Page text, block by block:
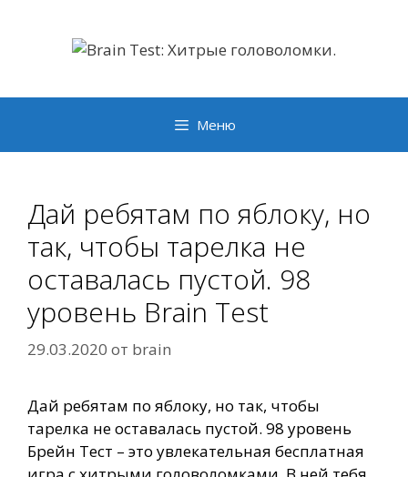
содержимому
Меню
Дай ребятам по яблоку, но
так, чтобы тарелка не
оставалась пустой. 98
уровень Brain Test
29.03.2020 от brain
Дай ребятам по яблоку, но так, чтобы
тарелка не оставалась пустой. 98 уровень
Брейн Тест – это увлекательная бесплатная